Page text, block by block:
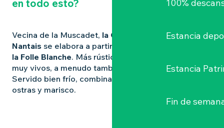
100%
Estancia
Estancia
Fin de
en todo esto?
Vecina de la Muscadet, la Gros Plant du Pays
Nantais se elabora a partir de otra variedad de uva:
la Folle Blanche. Más rústica y ácida, produce vinos
muy vivos, a menudo también elaboradossobre lías.
Servido bien frío, combina perfectamente con
ostras y marisco.